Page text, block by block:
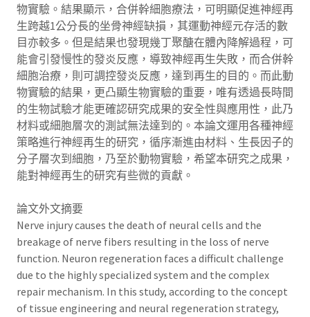
物實驗。結果顯示，合併幹細胞療法，可明顯促進神經再
生跨越1公分長的坐骨神經缺損，其運動神經元存活的數
目亦較多。但是結果也發現幾丁聚醣在體內降解過程，可
能會引發慢性的發炎反應，導致神經再生失敗，而合併幹
細胞治療，則可調控發炎反應，達到再生的目的。而此動
物實驗的結果，更凸顯生物實驗的重要，唯有透過長時間
的生物試驗才能更確認研究成果的安全性與應用性，此乃
材料或細胞層次的測試無法達到的。本論文運用各種神經
策略進行神經再生的研究，循序漸進由材料、生長因子的
分子層次到細胞，乃至於動物實驗，希望本研究之成果，
能對神經再生的研究有些微的貢獻。
論文外文摘要
Nerve injury causes the death of neural cells and the
breakage of nerve fibers resulting in the loss of nerve
function. Neuron regeneration faces a difficult challenge
due to the highly specialized system and the complex
repair mechanism. In this study, according to the concept
of tissue engineering and neural regeneration strategy,